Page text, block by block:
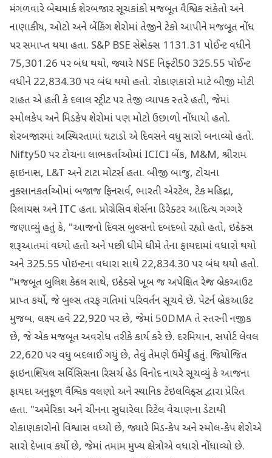
મંગળવારે બેન્ચમાર્ક શેરબજાર સૂચકાંકો મજબૂત વૈશ્વિક સંકેતો અને
નાણાકીય, ઓટો અને બેંકિંગ શેરોમાં તેજીને ટેકો આપીને મજબૂત નોંધ
પર સમાપ્ત થયા હતા. S&P BSE સેન્સેક્સ 1131.31 પોઈન્ટ વધીને
75,301.26 પર બંધ થયો, જ્યારે NSE નિફ્ટી50 325.55 પોઈન્ટ
વધીને 22,834.30 પર બંધ થયો હતો. રોકાણકારો માટે બીજી મોટી
રાહત એ હતી કે દલાલ સ્ટ્રીટ પર તેજી વ્યાપક સ્તરે હતી, જેમાં
સ્મોલકેપ અને મિડકેપ શેરોમાં પણ મોટો ઉછાળો નોંધાયો હતો.
શેરબજારમાં અસ્થિરતામાં ઘટાડો એ દિવસને વધુ સારો બનાવ્યો હતો.
Nifty50 પર ટોચના લાભકર્તાઓમાં ICICI બેંક, M&M, શ્રીરામ
ફાઇનાન્સ, L&T અને ટાટા મોટર્સ હતા. બીજી બાજુ, ટોચના
નુકસાનકર્તાઓમાં બજાજ ફિનસર્વ, ભારતી એરટેલ, ટેક મહિન્દ્રા,
રિલાયન્સ અને ITC હતા. પ્રોગ્રેસિવ શેર્સના ડિરેક્ટર આદિત્ય ગગ્ગરે
જણાવ્યું હતું કે, "આજનો દિવસ બુલ્સનો દબદબો રહ્યો હતો, ઇન્ડેક્સ
શરૂઆતમાં વધ્યો હતો અને પછી ધીમે ધીમે તેના ફાયદામાં વધારો થયો
અને 325.55 પોઇન્ટના વધારા સાથે 22,834.30 પર બંધ થયો હતો.
"મજબૂત બુલિશ કેન્ડલ સાથે, ઇન્ડેક્સે ખૂબ જ અપેક્ષિત રેન્જ બ્રેકઆઉટ
પ્રાપ્ત કર્યો, જે બુલ્સ તરફ ગતિમાં પરિવર્તન સૂચવે છે. પેટર્ન બ્રેકઆઉટ
મુજબ, લક્ષ્ય હવે 22,920 પર છે, જેમાં 50DMA તે સ્તરની નજીક
છે, જે એક મજબૂત અવરોધ તરીકે કાર્ય કરે છે. દરમિયાન, સપોર્ટ લેવલ
22,620 પર વધુ બદલાઈ ગયું છે, તેવું તેમણે ઉમેર્યું હતું. જિયોજિત
ફાઇનાન્શિયલ સર્વિસિસના રિસર્ચ હેડ વિનોદ નાયરે સૂચવ્યું કે આજના
ફાયદા અનુકૂળ વૈશ્વિક વલણો અને સ્થાનિક ટેઇલવિન્ડ્સ દ્વારા પ્રેરિત
હતા. "અમેરિકા અને ચીનના સુધારેલા રિટેલ વેચાણના ડેટાથી
રોકાણકારોનો વિશ્વાસ વધ્યો છે, જ્યારે મિડ-કેપ અને સ્મોલ-કેપ શેરોએ
સારો દેખાવ કર્યો છે, જેમાં તમામ મુખ્ય ક્ષેત્રોએ વધારો નોંધાવ્યો છે.